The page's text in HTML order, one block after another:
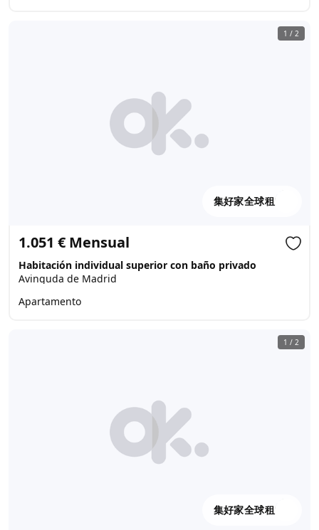
1 / 2
集好家全球租
1.051 € Mensual
Habitación individual superior con baño privado
Avinguda de Madrid
Apartamento
1 / 2
集好家全球租